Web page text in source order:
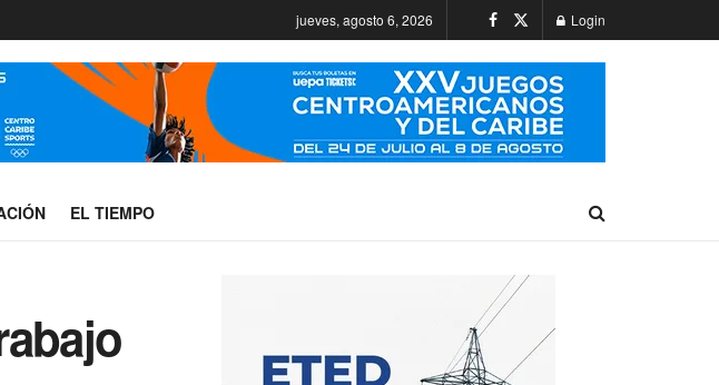
jueves, agosto 6, 2026 Login
EL TIEMPO